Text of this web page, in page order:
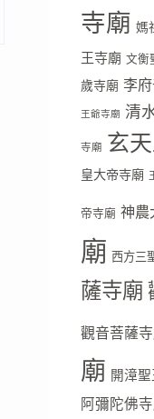
寺廟 媽
王寺廟 文衡
歲寺廟 李
王爺寺廟 清
寺廟 玄
皇大帝寺廟
帝寺廟 神農
廟 西方三
薩寺廟
觀音菩薩
廟 開漳
阿彌陀佛